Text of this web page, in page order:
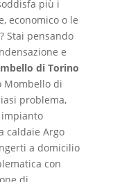
più i
economico o le
Stai pensando
e
di Torino
Mombello di
problema,
caldaie Argo
a domicilio
con